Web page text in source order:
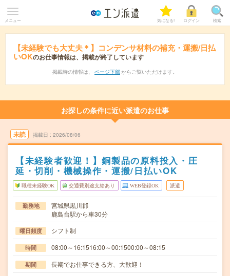
メニュー 気になる! ログイン 検索
【未経験でも大丈夫＊】コンデンサ材料の補充・運搬/日払
いOKのお仕事情報は、掲載が終了しています
掲載時の情報は、 ページ下部 からご覧いただけます。
お探しの条件に近い派遣のお仕事
未読 掲載日 2026/08/06
【未経験者歓迎！】銅製品の原料投入・圧
延・切削・機械操作・運搬/日払いOK
職種未経験OK 交通費別途支給あり WEB登録OK 派遣
勤務地
宮城県黒川郡
鹿島台駅から車30分
曜日頻度 シフト制
時間 08:00～16:1516:00～00:1500:00～08:15
期間 長期でお仕事できる方、大歓迎！